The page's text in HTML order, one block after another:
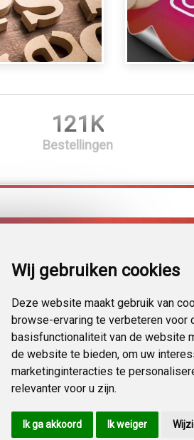
Wij gebruiken cookies
Deze website maakt gebruik van
browse-ervaring te verbeteren voor
basisfunctionaliteit van de website
de website te bieden, om uw
marketinginteracties te
relevanter voor u zijn.
Ik ga akkoord Ik weiger
121K
Bestellingen
delen